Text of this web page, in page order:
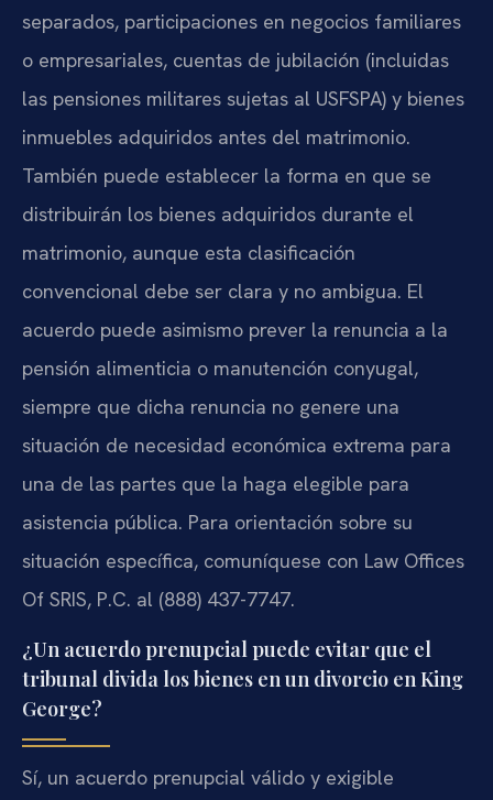
separados, participaciones en negocios familiares
o empresariales, cuentas de jubilación (incluidas
las pensiones militares sujetas al USFSPA) y bienes
inmuebles adquiridos antes del matrimonio.
También puede establecer la forma en que se
distribuirán los bienes adquiridos durante el
matrimonio, aunque esta clasificación
convencional debe ser clara y no ambigua. El
acuerdo puede asimismo prever la renuncia a la
pensión alimenticia o manutención conyugal,
siempre que dicha renuncia no genere una
situación de necesidad económica extrema para
una de las partes que la haga elegible para
asistencia pública. Para orientación sobre su
situación específica, comuníquese con Law Offices
Of SRIS, P.C. al (888) 437-7747.
¿Un acuerdo prenupcial puede evitar que el
tribunal divida los bienes en un divorcio en King
George?
Sí, un acuerdo prenupcial válido y exigible